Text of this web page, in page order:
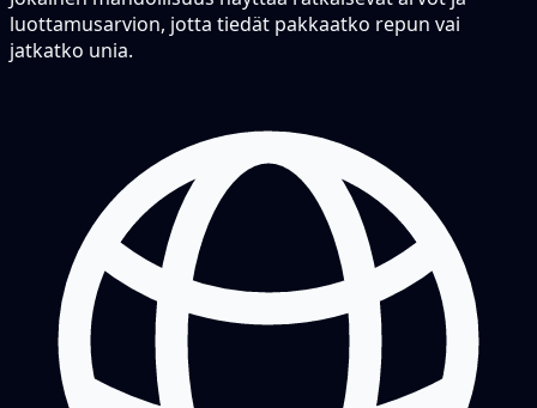
luottamusarvion, jotta tiedät pakkaatko repun vai
jatkatko unia.